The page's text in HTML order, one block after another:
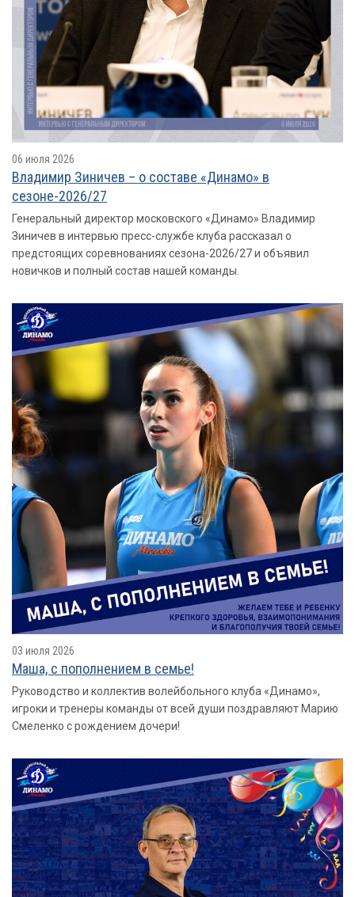
06 июля 2026
Владимир Зиничев – о составе «Динамо» в
сезоне-2026/27
Генеральный директор московского «Динамо» Владимир
Зиничев в интервью пресс-службе клуба рассказал о
предстоящих соревнованиях сезона-2026/27 и объявил
новичков и полный состав нашей команды.
03 июля 2026
Маша, с пополнением в семье!
Руководство и коллектив волейбольного клуба «Динамо»,
игроки и тренеры команды от всей души поздравляют Марию
Смеленко с рождением дочери!